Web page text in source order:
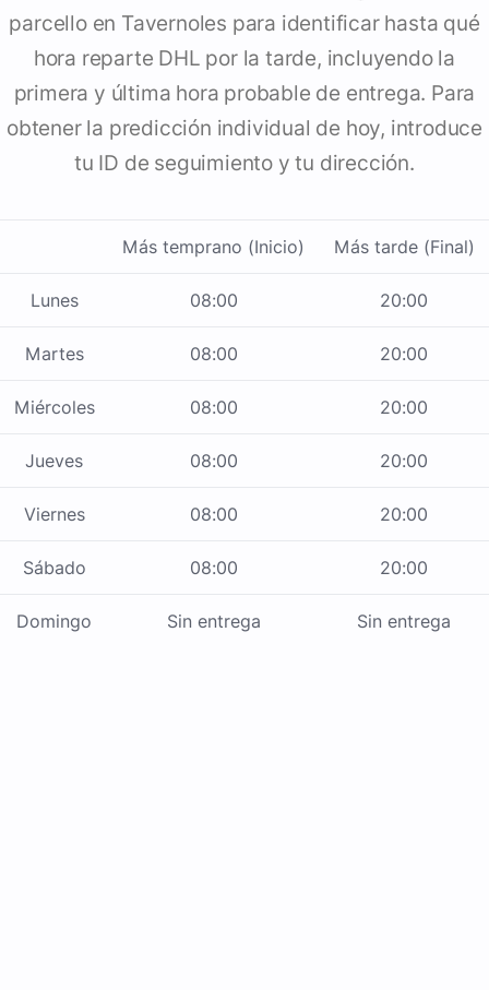
parcello en Tavernoles para identificar hasta qué
hora reparte DHL por la tarde, incluyendo la
primera y última hora probable de entrega. Para
obtener la predicción individual de hoy, introduce
tu ID de seguimiento y tu dirección.
Más temprano (Inicio) Más tarde (Final)
Lunes 08:00 20:00
Martes 08:00 20:00
Miércoles 08:00 20:00
Jueves 08:00 20:00
Viernes 08:00 20:00
Sábado 08:00 20:00
Domingo Sin entrega Sin entrega